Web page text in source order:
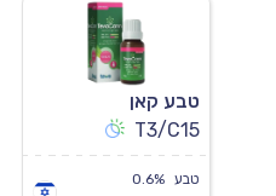
טבע קאן
T3/C15
טבע 0.6%